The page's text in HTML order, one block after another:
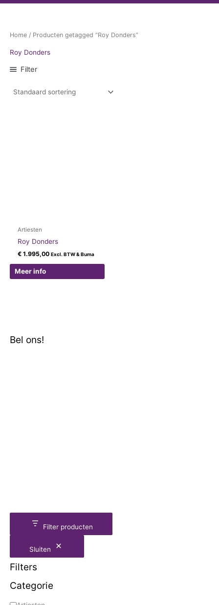
Home / Producten getagged “Roy Donders”
Roy Donders
Filter
Artiesten
Roy Donders
€ 1.995,00 Excl. BTW & Buma
Meer info
Bel ons!
Filter producten
Sluiten
Filters
Categorie